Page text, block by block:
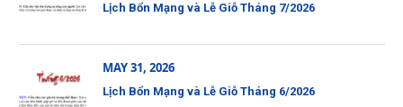
Lịch Bổn Mạng và Lễ Giỗ Tháng 7/2026
MAY 31, 2026
Lịch Bổn Mạng và Lễ Giỗ Tháng 6/2026